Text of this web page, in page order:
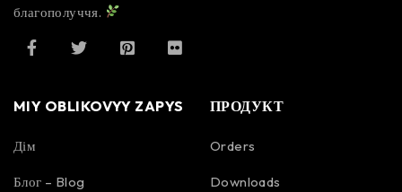
благополуччя.
MIY OBLIKOVYY ZAPYS
Дім
Блог – Blog
ПРОДУКТ
Orders
Downloads